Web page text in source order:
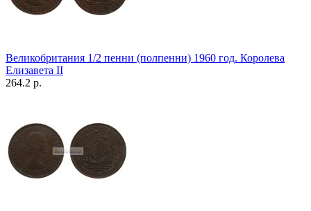
Великобритания 1/2 пенни (полпенни) 1960 год. Королева
Елизавета II
264.2 р.